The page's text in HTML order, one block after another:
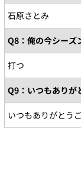
石原さとみ
Q8：俺の今シーズ
打つ
Q9：いつもありが
いつもありがとう